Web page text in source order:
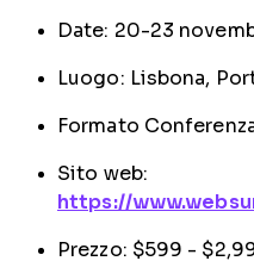
Date: 20-23
Luogo: Lisbona,
Formato
Sito web:
https://
Prezzo: $599 -